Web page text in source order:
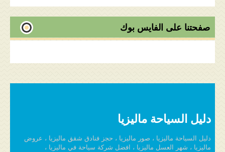
صفحتنا على الفايس بوك
دليل السياحة ماليزيا
دليل السياحة ماليزيا ، صور ماليزيا ، حجز فنادق شقق ماليزيا ، عروض
ماليزيا ، شهر العسل ماليزيا ، افضل شركة سياحة في ماليزيا ،